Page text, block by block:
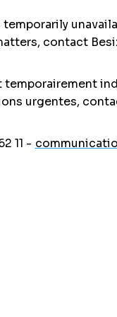
temporarily
contact
temporairement
urgentes,
11 -